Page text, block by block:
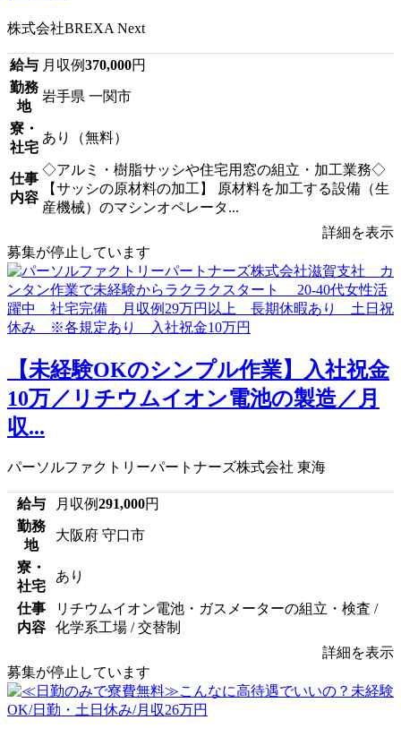
株式会社BREXA Next
給与 月収例370,000円
勤務
地
岩手県 一関市
寮・
社宅
あり（無料）
仕事
内容
◇アルミ・樹脂サッシや住宅用窓の組立・加工業務◇
【サッシの原材料の加工】 原材料を加工する設備（生
産機械）のマシンオペレータ...
詳細を表示
募集が停止しています
【未経験OKのシンプル作業】入社祝金
10万／リチウムイオン電池の製造／月
収...
パーソルファクトリーパートナーズ株式会社 東海
給与 月収例291,000円
勤務
地
大阪府 守口市
寮・
社宅
あり
仕事
内容
リチウムイオン電池・ガスメーターの組立・検査 /
化学系工場 / 交替制
詳細を表示
募集が停止しています